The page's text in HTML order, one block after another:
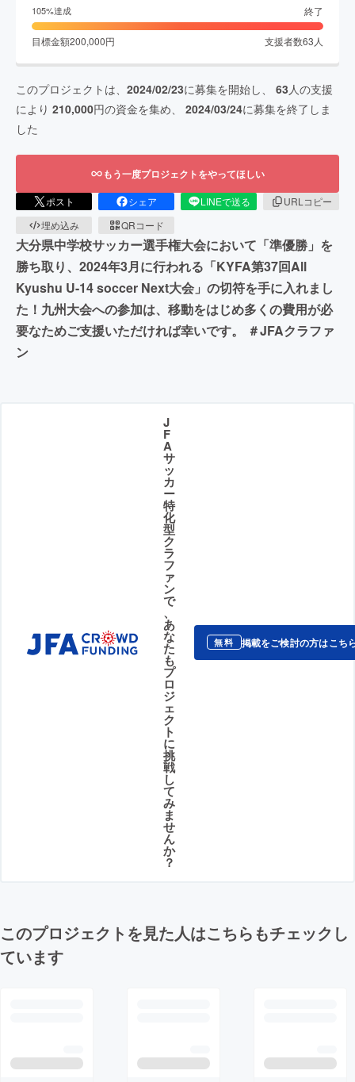
105%達成 終了
目標金額200,000円 支援者数63 人
このプロジェクトは、 2024/02/23に募集を開始し、 63 人の支援
により 210,000円の資金を集め、 2024/03/24に募集を終了しま
した
もう一度プロジェクトをやってほしい
ポスト シェア LINEで送る
URLコピー
埋め込み
QRコード
大分県中学校サッカー選手権大会において「準優勝」を
勝ち取り、2024年3月に行われる「KYFA第37回All
Kyushu U-14 soccer Next大会」の切符を手に入れまし
た！九州大会への参加は、移動をはじめ多くの費用が必
要なためご支援いただければ幸いです。 ＃JFAクラファ
ン
J
F
A
サ
ッ
カ
ー
特
化
型
ク
ラ
フ
ァ
ン
で
、
あ
な
た
も
プ
ロ
ジ
ェ
ク
ト
に
挑
戦
し
て
み
ま
せ
ん
か
？
無料 掲載をご検討の方はこち
このプロジェクトを見た人はこちらもチェックし
ています